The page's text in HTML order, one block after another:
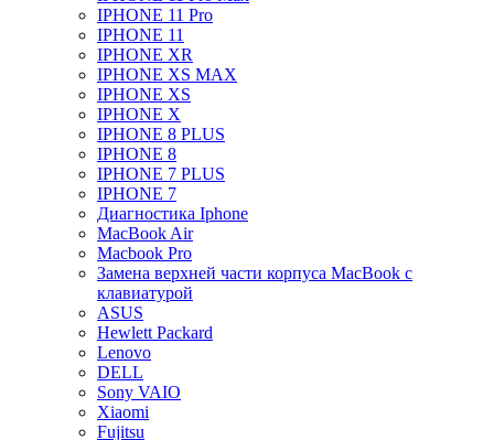
IPHONE 11 Pro
IPHONE 11
IPHONE XR
IPHONE XS MAX
IPHONE XS
IPHONE X
IPHONE 8 PLUS
IPHONE 8
IPHONE 7 PLUS
IPHONE 7
Диагностика Iphone
MacBook Air
Macbook Pro
Замена верхней части корпуса MacBook с
клавиатурой
ASUS
Hewlett Packard
Lenovo
DELL
Sony VAIO
Xiaomi
Fujitsu